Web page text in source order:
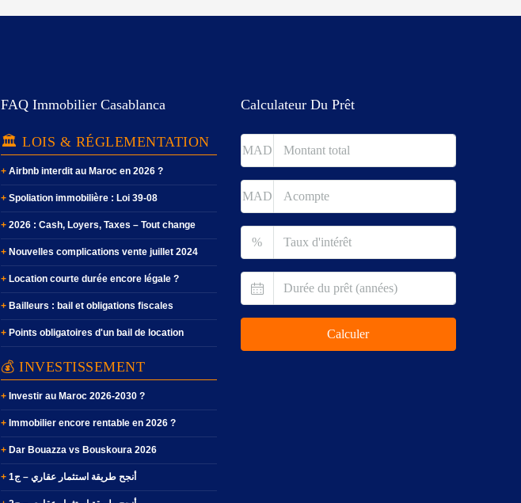
FAQ Immobilier Casablanca
🏛️ LOIS & RÉGLEMENTATION
Airbnb interdit au Maroc en 2026 ?
Spoliation immobilière : Loi 39-08
2026 : Cash, Loyers, Taxes – Tout change
Nouvelles complications vente juillet 2024
Location courte durée encore légale ?
Bailleurs : bail et obligations fiscales
Points obligatoires d'un bail de location
💰 INVESTISSEMENT
Investir au Maroc 2026-2030 ?
Immobilier encore rentable en 2026 ?
Dar Bouazza vs Bouskoura 2026
أنجح طريقة استثمار عقاري – ج1
Calculateur Du Prêt
MAD
MAD
%
Calculer